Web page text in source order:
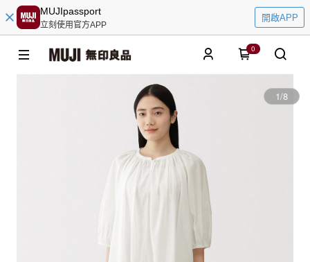
MUJIpassport
立刻使用官方APP
開啟APP
0
1/8